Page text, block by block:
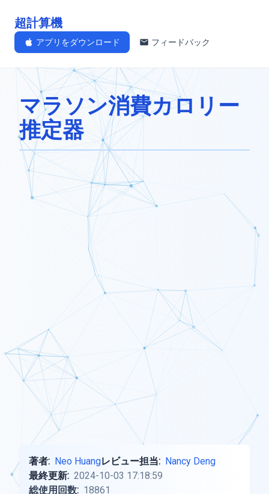
超計算機
アプリをダウンロード フィードバック
マラソン消費カロリー
推定器
著者: Neo Huangレビュー担当: Nancy Deng
最終更新: 2024-10-03 17:18:59
総使用回数: 18861